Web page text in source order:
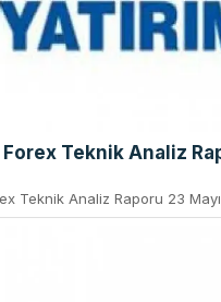
Forex Teknik Analiz
Teknik Analiz Raporu 23